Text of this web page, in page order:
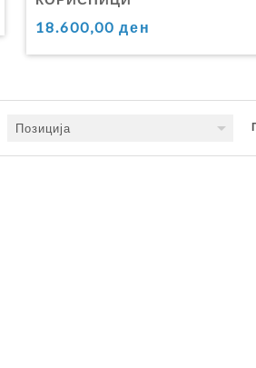
18.600,00 ден
Позиција